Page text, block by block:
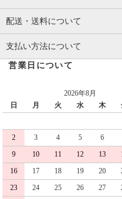
配送・送料について
支払い方法について
営業日について
2026年8月
日
月 火 水 木
2
3 4 5 6
9
10 11 12 13
16
17 18 19 20
23
24 25 26 27